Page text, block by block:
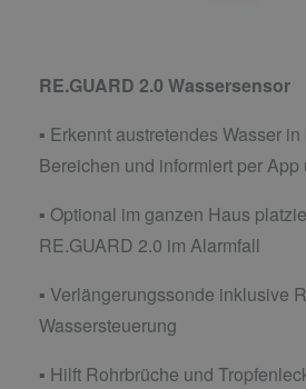
RE.GUARD 2.0 Wassersensor
▪ Erkennt austretendes Wasser
Bereichen und informiert per App
▪ Optional im ganzen Haus
RE.GUARD 2.0 im Alarmfall
▪ Verlängerungssonde inklusive
Wassersteuerung
▪ Hilft Rohrbrüche und